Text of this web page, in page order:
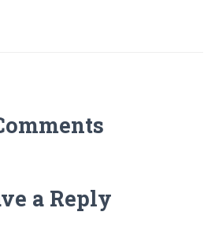
a Reply